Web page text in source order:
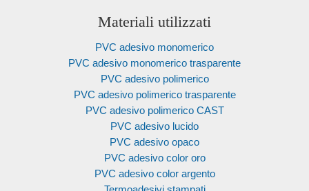
Materiali utilizzati
PVC adesivo monomerico
PVC adesivo monomerico trasparente
PVC adesivo polimerico
PVC adesivo polimerico trasparente
PVC adesivo polimerico CAST
PVC adesivo lucido
PVC adesivo opaco
PVC adesivo color oro
PVC adesivo color argento